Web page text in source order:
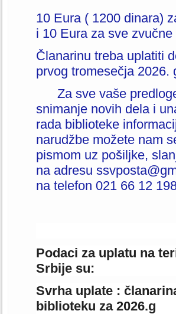
10 Eura ( 1200 dinara)
i 10 Eura za sve
Članarinu treba uplatiti
prvog tromesečja 2026.
Za sve vaše
snimanje novih dela i
rada biblioteke
narudžbe možete nam
pismom uz pošiljke,
na adresu
na telefon 021 66 12
Podaci za uplatu na
Srbije su:
Svrha uplate :
biblioteku za 2026.g